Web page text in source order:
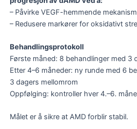
– Påvirke VEGF-hemmende
– Redusere markører for oksidativt
Behandlingsprotokoll
Første måned: 8 behandlinger med 3
Etter 4–6 måneder: ny runde med 6
3 dagers mellomrom
Oppfølging: kontroller hver 4.–6.
Målet er å sikre at AMD forblir stabil.